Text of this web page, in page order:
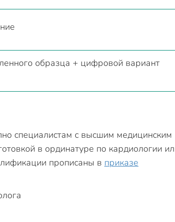
образца + цифровой вариант
специалистам с высшим медицинским
в ординатуре по кардиологии
прописаны в приказе